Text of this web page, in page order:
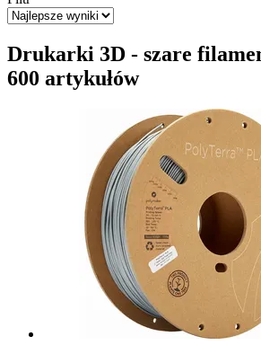
Drukarki 3D - szare
600 artykułów